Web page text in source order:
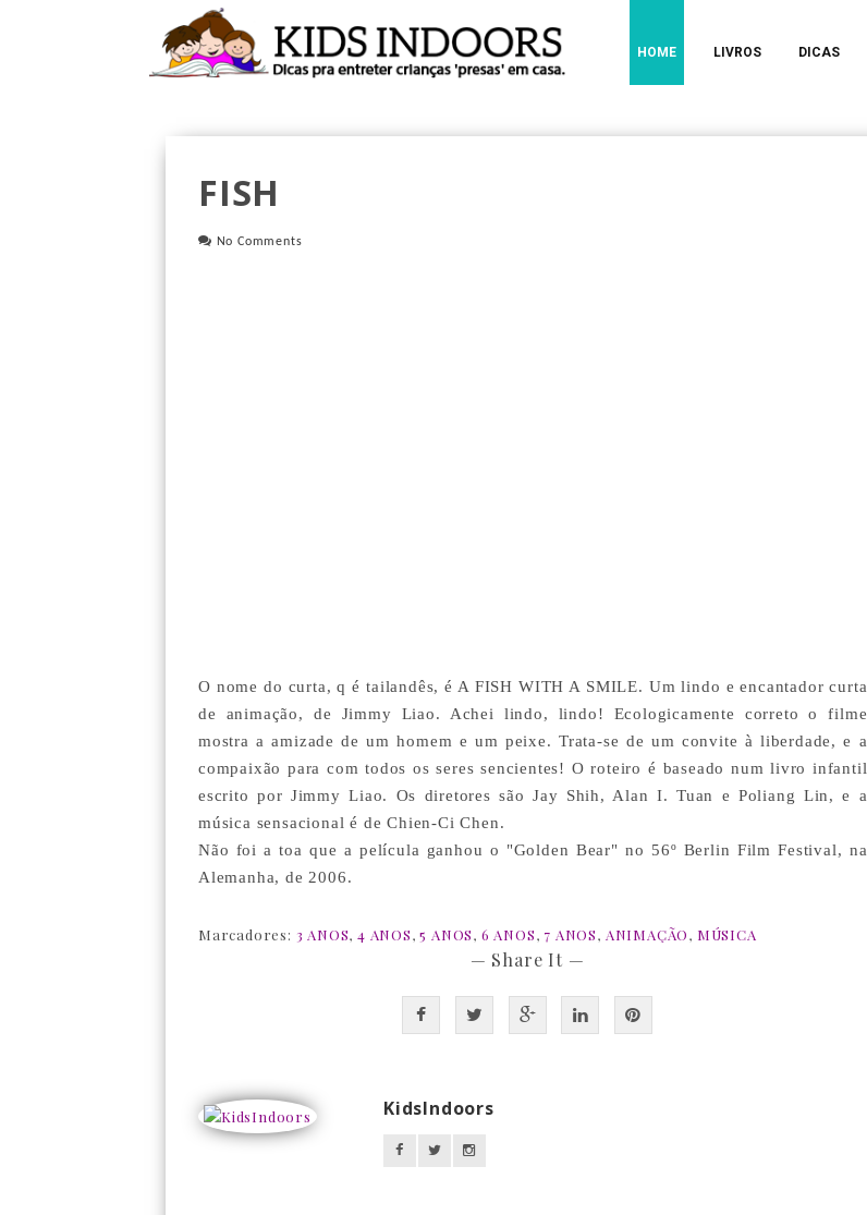
HOME LIVROS DICAS
FISH
No Comments
O nome do curta, q é tailandês, é A FISH WITH A SMILE. Um lindo e encantador curta
de animação, de Jimmy Liao. Achei lindo, lindo! Ecologicamente correto o filme
mostra a amizade de um homem e um peixe. Trata-se de um convite à liberdade, e a
compaixão para com todos os seres sencientes! O roteiro é baseado num livro infantil
escrito por Jimmy Liao. Os diretores são Jay Shih, Alan I. Tuan e Poliang Lin, e a
música sensacional é de Chien-Ci Chen.
Não foi a toa que a película ganhou o "Golden Bear" no 56º Berlin Film Festival, na
Alemanha, de 2006.
Marcadores: 3 ANOS,4 ANOS,5 ANOS, 6 ANOS, 7 ANOS, ANIMAÇÃO, MÚSICA
— Share It —
KidsIndoors